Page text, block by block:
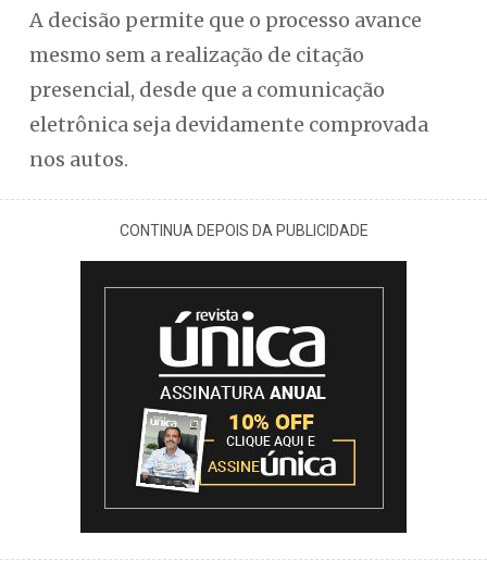
A decisão permite que o processo avance
mesmo sem a realização de citação
presencial, desde que a comunicação
eletrônica seja devidamente comprovada
nos autos.
CONTINUA DEPOIS DA PUBLICIDADE